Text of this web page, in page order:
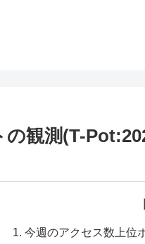
の観測(T-
今週のアクセス数上位